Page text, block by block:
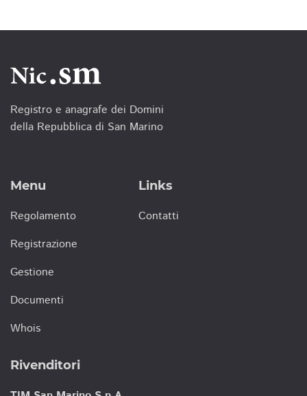
Registro e anagrafe dei Domini
della Repubblica di San Marino
Menu
Regolamento
Registrazione
Gestione
Documenti
Whois
Links
Contatti
Rivenditori